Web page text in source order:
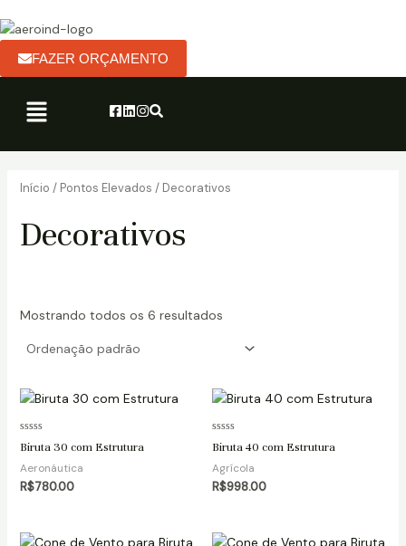
para
conteúdo
FAZER ORÇAMENTO
Menu
r
e
n
m
x
Início / Pontos Elevados / Decorativos
Decorativos
Mostrando todos os 6 resultados
Avaliação
0
de
5
Biruta 30 com Estrutura
Aeronáutica
R$780.00
Avaliação
0
de
5
Biruta 40 com Estrutura
Agrícola
R$998.00